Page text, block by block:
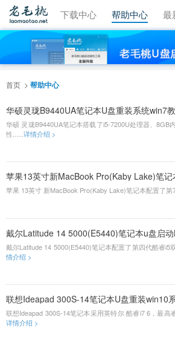
视频教程 下载中心 帮助中心 最
首页 帮助中心
华硕灵珑B9440UA笔记本U盘重装系统win7
华硕 灵珑B9440UA笔记本搭载了i5-7200U处理器、8GB
性...... 详情介绍 >
苹果13英寸新MacBook Pro(Kaby Lake)笔
苹果 13英寸 新MacBook Pro(Kaby Lake)笔记本配置了第
戴尔Latitude 14 5000(E5440)笔记本u盘启
戴尔Latitude 14 5000(E5440)笔记本配置了第四代酷睿i5
情介绍 >
联想Ideapad 300S-14笔记本U盘重装win10
联想Ideapad 300S-14笔记本采用英特尔 酷睿i7 6，最高
详情介绍 >